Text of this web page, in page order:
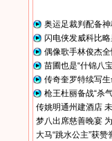
奥运足裁判配备
闪电侠发威科比
偶像歌手林俊杰全
苗圃也是“什锦八
传奇奎罗特续写
枪王杜丽备战“杀
传姚明通州建酒店
梦八出席慈善晚宴
大马“跳水公主”获